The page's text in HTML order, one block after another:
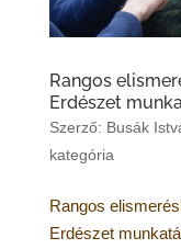
Rangos
Erdészet
Szerző: Busák
kategória
Rangos
Erdészet